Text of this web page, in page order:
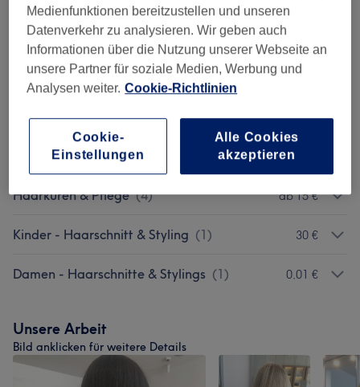
Damen - Farbe & Coloration (7) ab 0,01 €
Herren - Haarschnitt Inkl. Kopfmassage,
Waschen, Lotion & Styling
(2)
ab 48 €
STYLING Inkl. Wachen & Föhnen (1) ab 40 €
KERATIN BEHANDLUNG ab 250 €
Haarkuren & Pflege (4) ab 15 €
Kinder - Haarschnitt & Styling (1) 30 €
Damen - Haarschnitte & Stylings (1) 0,01 €
Unsere Arbeit
Bild anklicken für weitere Details
Medienfunktionen bereitzustellen und unseren
Datenverkehr zu analysieren. Wir geben auch
Informationen über die Nutzung unserer Webseite an
unsere Partner für soziale Medien, Werbung und
Analysen weiter. Cookie-Richtlinien
Cookie-
Einstellungen
Alle Cookies
akzeptieren